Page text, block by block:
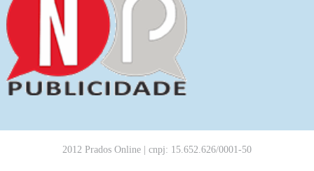
2012 Prados Online | cnpj: 15.652.626/0001-50